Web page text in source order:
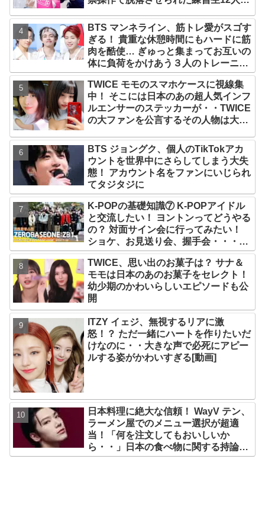
BTS マンネライン、筋トレ愛がスゴす
ぎる！ 貴重な休憩時間にもハードに筋
肉を酷使… ぎゅっと集まってお互いの
体に負荷をかけあう３人のトレーニン
グ風景がかわいすぎるとファンくぎづ
け
TWICE モモのスマホケースに視線集
中！ そこには日本のあの超人気インフ
ルエンサーのステッカーが・・TWICE
の大ファンを公言するその人物は大よ
と話題沸騰
BTS ジョングク、個人のTikTokアカ
ウントを世界中にさらしてしまう大失
態！ アカウント名をファンにいじられ
てタジタジに
K-POPの基礎知識⑦ K-POPアイドル
と交流したい！ ヨントンってどうやる
の？ 対面サイン会に行ってみたい！
ショケ、お見送り会、握手会・・・リ
リースイベントあれこれを紹介
TWICE、思い出のお菓子は？ サナ＆
モモは日本のあのお菓子をセレクト！
幼少期のかわいらしいエピソードも公
開
ITZY イェジ、無視するリアに激
怒！？ ただ一緒にハートを作りたいだ
けなのに・・大きな声で必死にアピー
ルする姿がかわいすぎる[動画]
日本料理に絶大な信頼！ WayV テン、
ラーメン屋でのメニュー選択が超適
当！「何を注文してもおいしいか
ら・・」日本の食べ物に関する持論を
明かす